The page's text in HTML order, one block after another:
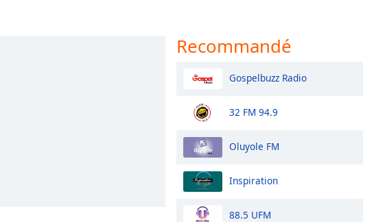
Recommandé
Gospelbuzz Radio
32 FM 94.9
Oluyole FM
Inspiration
88.5 UFM